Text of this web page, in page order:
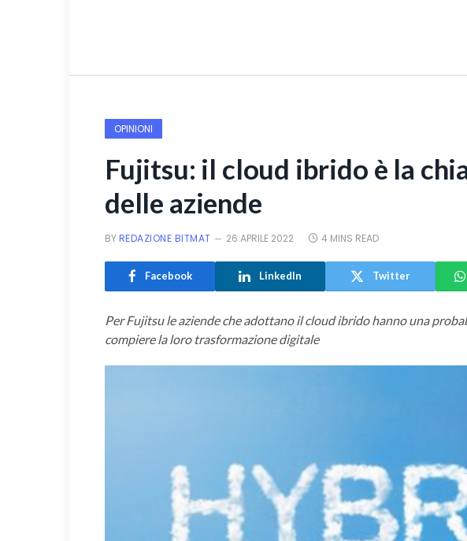
OPINIONI
Fujitsu: il cloud ibrido è la
delle aziende
BYREDAZIONE BITMAT 26 APRILE 2022 4 MINS READ
Facebook LinkedIn Twitter
Per Fujitsu le aziende che adottano il cloud ibrido hanno una
compiere la loro trasformazione digitale